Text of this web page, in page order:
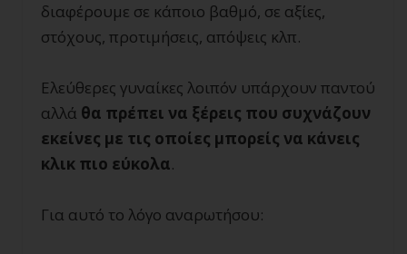
διαφέρουμε σε κάποιο βαθμό, σε αξίες,
στόχους, προτιμήσεις, απόψεις κλπ.
Ελεύθερες γυναίκες λοιπόν υπάρχουν παντού
αλλά θα πρέπει να ξέρεις που συχνάζουν
εκείνες με τις οποίες μπορείς να κάνεις
κλικ πιο εύκολα.
Για αυτό το λόγο αναρωτήσου: